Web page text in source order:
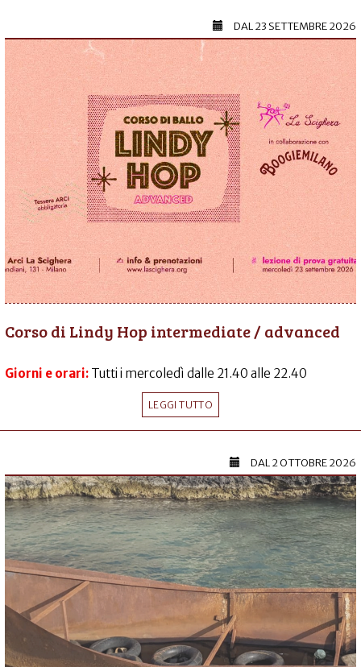
DAL23 SETTEMBRE 2026
Corso di Lindy Hop intermediate / advanced
Giorni e orari: Tutti i mercoledì dalle 21.40 alle 22.40
LEGGI TUTTO
DAL2 OTTOBRE 2026